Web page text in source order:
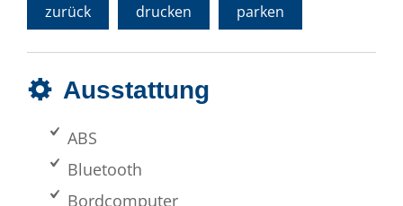
zurück drucken parken
Ausstattung
ABS
Bluetooth
Bordcomputer